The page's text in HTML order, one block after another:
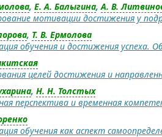
, Е. А. Балыгина,А. В.
мотивации достижения у
, Т. В. Ермолова
обучения и достижения успеха.
целей достижения и
, Н. Н. Толстых
перспектива и временная
обучения как аспект